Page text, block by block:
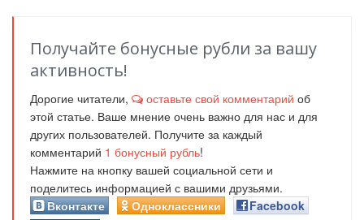
Получайте бонусные рубли за вашу
активность!
Дорогие читатели, оставьте свой комментарий об
этой статье. Ваше мнение очень важно для нас и для
других пользователей. Получите за каждый
комментарий 1 бонусный рубль!
Нажмите на кнопку вашей социальной сети и
поделитесь информацией с вашими друзьями.
Вконтакте
Одноклассники
Facebook